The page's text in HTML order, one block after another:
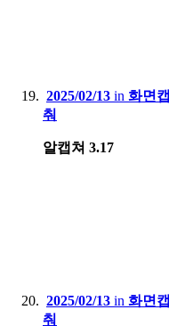
2025/02/13 in 화면캡
춰
알캡쳐 3.17
2025/02/13 in 화면캡
춰